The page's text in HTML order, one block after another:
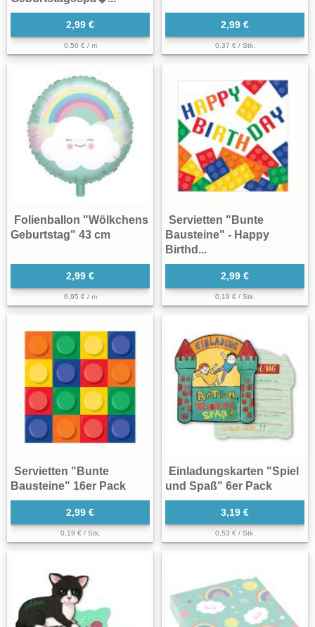
2,99 €
0,50 € / m
2,99 €
0,37 € / Stk.
Folienballon "Wölkchens
Geburtstag" 43 cm
2,99 €
6,95 € / m
Servietten "Bunte
Bausteine" - Happy
Birthd...
2,99 €
0,19 € / Stk.
Servietten "Bunte
Bausteine" 16er Pack
2,99 €
0,19 € / Stk.
Einladungskarten "Spiel
und Spaß" 6er Pack
3,19 €
0,53 € / Stk.